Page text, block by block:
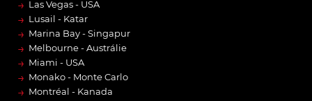
→ Las Vegas - USA
→ Lusail - Katar
→ Marina Bay - Singapur
→ Melbourne - Austrálie
→ Miami - USA
→ Monako - Monte Carlo
→ Montréal - Kanada